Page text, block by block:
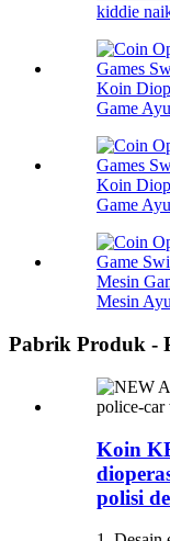
kiddie
Koin
Game
Koin
Game
Mesin
Mesin
Pabrik Produk -
Koin
polisi